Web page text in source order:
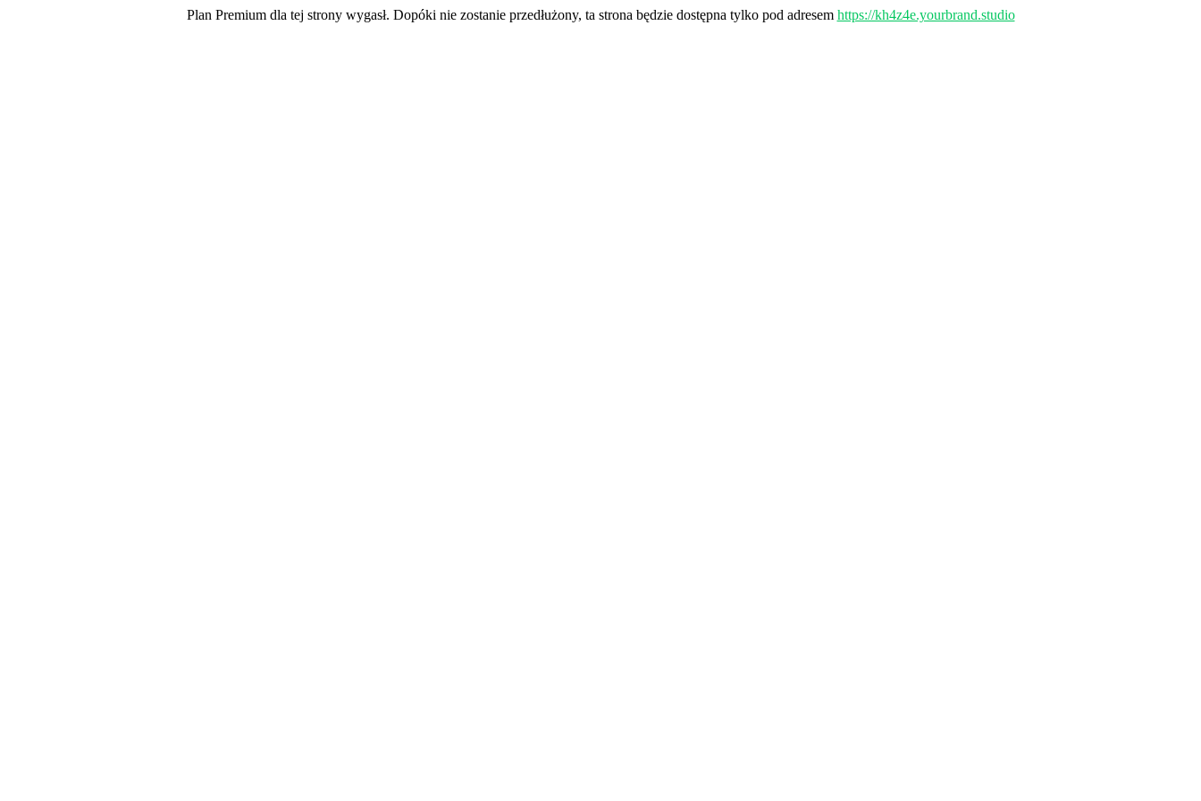
Plan Premium dla tej strony wygasł. Dopóki nie zostanie przedłużony, ta strona będzie dostępna tylko pod adresem https://kh4z4e.yourbrand.studio